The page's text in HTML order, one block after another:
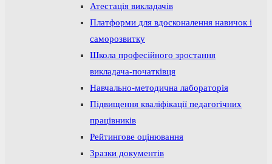
Атестація викладачів
Платформи для вдосконалення навичок і
саморозвитку
Школа професійного зростання
викладача-початківця
Навчально-методична лабораторія
Підвищення кваліфікації педагогічних
працівників
Рейтингове оцінювання
Зразки документів